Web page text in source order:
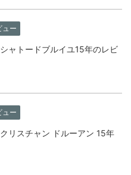
ュー
ャトードブルイユ15年のレビ
ュー
リスチャン ドルーアン 15年